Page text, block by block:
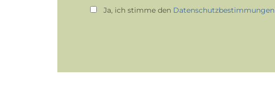
Ja, ich stimme den Datenschutzbestimmungen